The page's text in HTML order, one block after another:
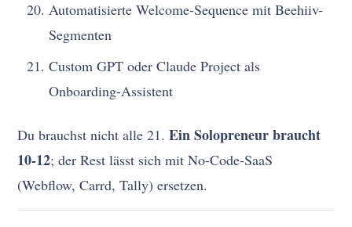
Automatisierte Welcome-Sequence mit Beehiiv-
Segmenten
Custom GPT oder Claude Project als
Onboarding-Assistent
Du brauchst nicht alle 21.Ein Solopreneur braucht
10-12; der Rest lässt sich mit No-Code-SaaS
(Webflow, Carrd, Tally) ersetzen.